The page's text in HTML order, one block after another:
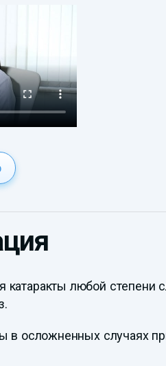
катаракты любой
в осложненных случаях